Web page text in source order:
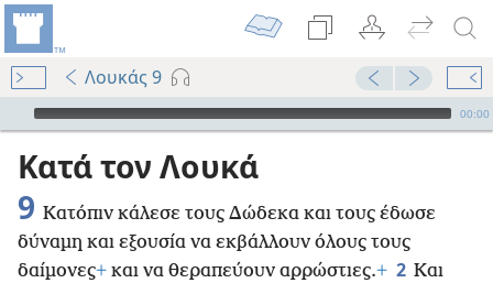
Λουκάς 9
Audio Player
00:00
Κατά τον Λουκά
9 Κατόπιν κάλεσε τους Δώδεκα και τους έδωσε
δύναμη και εξουσία να εκβάλλουν όλους τους
δαίμονες+ και να θεραπεύουν αρρώστιες.+ 2 Και